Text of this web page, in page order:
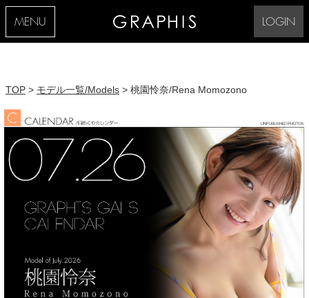
MENU LOGIN
TOP > モデル一覧/Models > 桃園怜奈/Rena Momozono